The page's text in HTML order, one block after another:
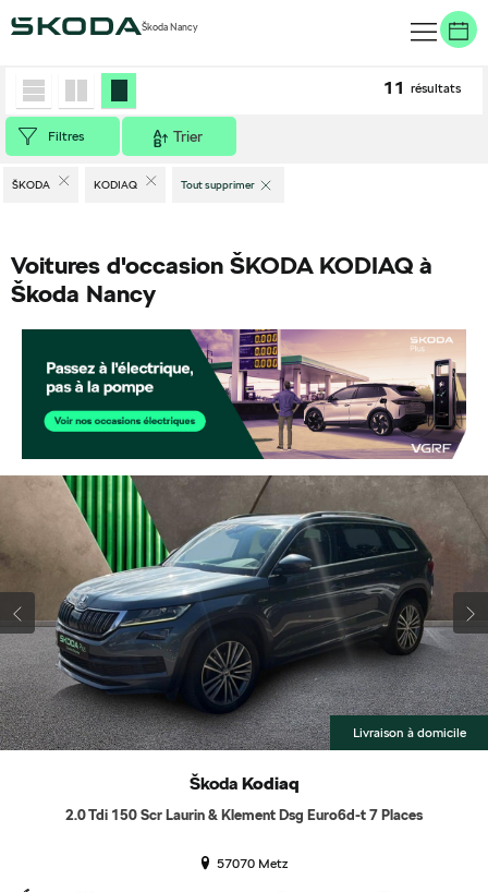
Škoda Nancy
Véhicules d'occasion
ŠKODA KODIAQ Tout supprimer
Filtres Trier
11 résultats
Voitures d'occasion ŠKODA KODIAQ à
Škoda Nancy
Livraison à domicile
Škoda Kodiaq
2.0 Tdi 150 Scr Laurin & Klement Dsg Euro6d-t 7 Places
57070 Metz